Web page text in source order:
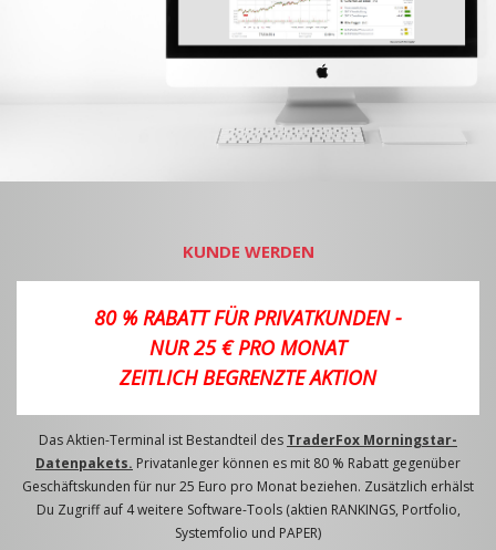
KUNDE WERDEN
80 % RABATT FÜR PRIVATKUNDEN -
NUR 25 € PRO MONAT
ZEITLICH BEGRENZTE AKTION
Das Aktien-Terminal ist Bestandteil des TraderFox Morningstar-
Datenpakets. Privatanleger können es mit 80 % Rabatt gegenüber
Geschäftskunden für nur 25 Euro pro Monat beziehen. Zusätzlich erhälst
Du Zugriff auf 4 weitere Software-Tools (aktien RANKINGS, Portfolio,
Systemfolio und PAPER)